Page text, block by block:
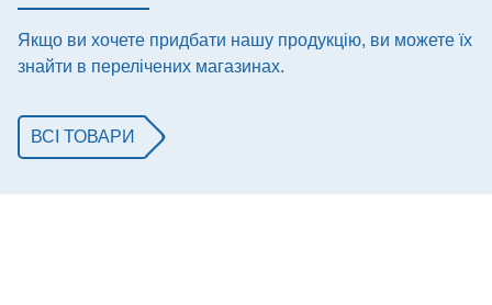
Якщо ви хочете придбати нашу продукцію, ви можете їх
знайти в перелічених магазинах.
ВСІ ТОВАРИ